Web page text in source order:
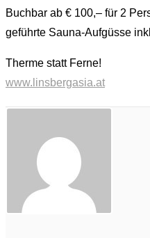
Buchbar ab € 100,– für 2
geführte Sauna-Aufgüsse
Therme statt Ferne!
www.linsbergasia.at